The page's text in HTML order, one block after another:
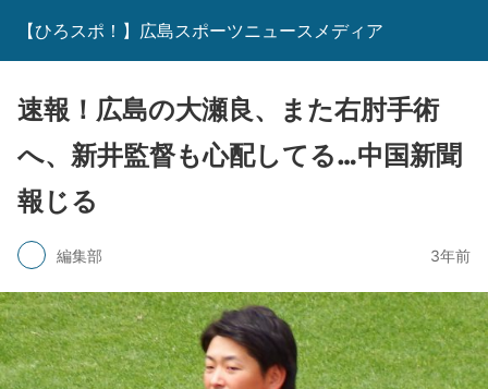
【ひろスポ！】広島スポーツニュースメディア
速報！広島の大瀬良、また右肘手術
へ、新井監督も心配してる…中国新聞
報じる
編集部 3年前